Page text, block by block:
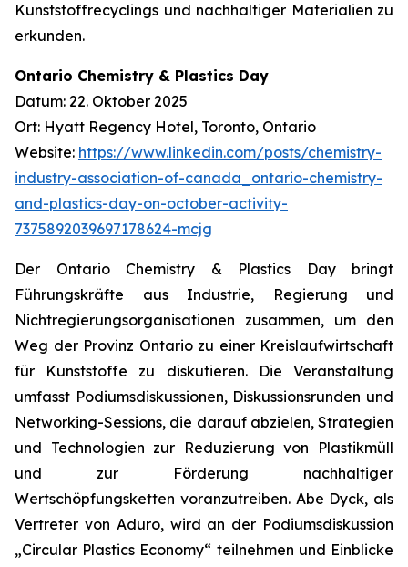
Kunststoffrecyclings und nachhaltiger Materialien zu
erkunden.
Ontario Chemistry & Plastics Day
Datum: 22. Oktober 2025
Ort: Hyatt Regency Hotel, Toronto, Ontario
Website: https://www.linkedin.com/posts/chemistry-
industry-association-of-canada_ontario-chemistry-
and-plastics-day-on-october-activity-
7375892039697178624-mcjg
Der Ontario Chemistry & Plastics Day bringt
Führungskräfte aus Industrie, Regierung und
Nichtregierungsorganisationen zusammen, um den
Weg der Provinz Ontario zu einer Kreislaufwirtschaft
für Kunststoffe zu diskutieren. Die Veranstaltung
umfasst Podiumsdiskussionen, Diskussionsrunden und
Networking-Sessions, die darauf abzielen, Strategien
und Technologien zur Reduzierung von Plastikmüll
und zur Förderung nachhaltiger
Wertschöpfungsketten voranzutreiben. Abe Dyck, als
Vertreter von Aduro, wird an der Podiumsdiskussion
„Circular Plastics Economy“ teilnehmen und Einblicke